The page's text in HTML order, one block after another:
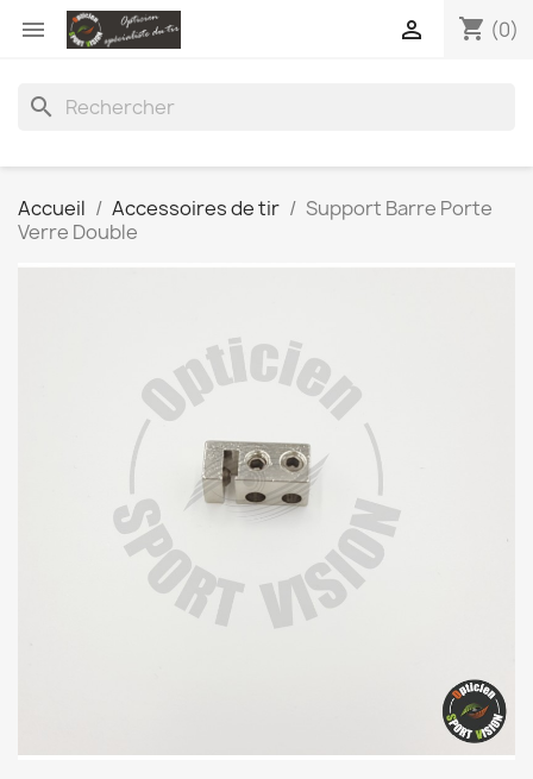
 shopping_cart (0)

search
Accueil Accessoires de tir
Support Barre Porte
Verre Double